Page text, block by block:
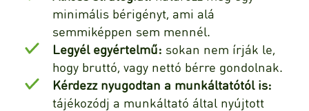
minimális bérigényt, ami alá
semmiképpen sem mennél.
Legyél egyértelmű: sokan nem írják le,
hogy bruttó, vagy nettó bérre gondolnak.
Kérdezz nyugodtan a munkáltatótól is:
tájékozódj a munkáltató által nyújtott